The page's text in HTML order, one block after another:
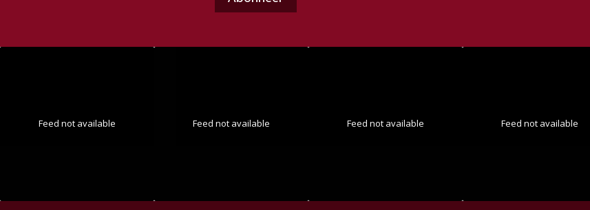
Feed not available Feed not available Feed not available Feed not available